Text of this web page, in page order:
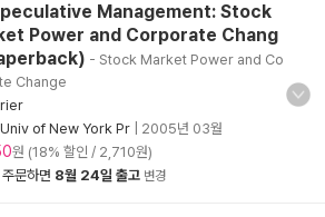
Management: Stock
Power and Corporate Chang
- Stock Market Power and Co
Change
of New York Pr
2005년 03월
원 (18% 할인 / 2,710원)
문하면 8월 24일 출고 변경